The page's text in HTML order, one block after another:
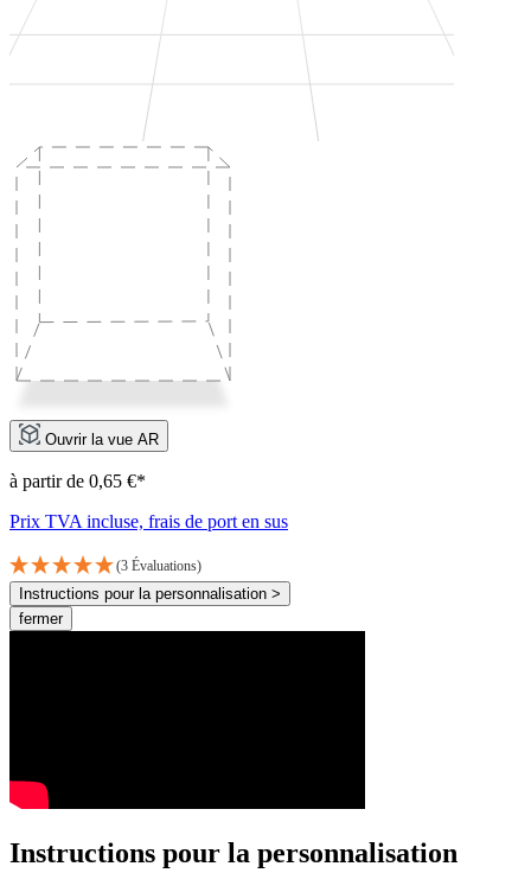
Ouvrir la vue AR
à partir de 0,65 €*
Prix TVA incluse, frais de port en sus
(3 Évaluations)
Instructions pour la personnalisation >
fermer
Instructions pour la personnalisation